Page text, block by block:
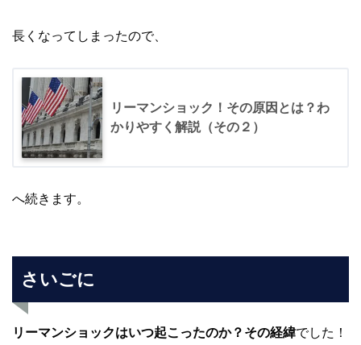
長くなってしまったので、
リーマンショック！その原因とは？わ
かりやすく解説（その２）
へ続きます。
さいごに
リーマンショックはいつ起こったのか？その経緯でした！